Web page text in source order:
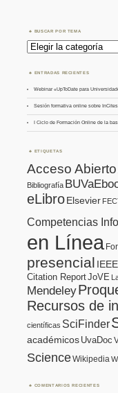
BUSCAR POR TEMA
Buscar
por
Tema
ENTRADAS RECIENTES
Webinar «UpToDate para
Sesión formativa online sobre
I Ciclo de Formación Online de la
ETIQUETAS
Acceso Abierto
Bibliografía
eLibroElsevier
Competencias
en Línea
presencial IEEE
Citation ReportJoVE
Mendeley
Recursos de
científicas SciFinder
académicos UvaDoc
ScienceWikipedia
COMENTARIOS RECIENTES